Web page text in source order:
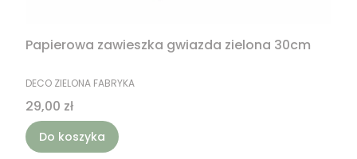
Papierowa zawieszka gwiazda zielona 30cm
PRODUCENT
DECO ZIELONA FABRYKA
Cena
29,00 zł
Do koszyka